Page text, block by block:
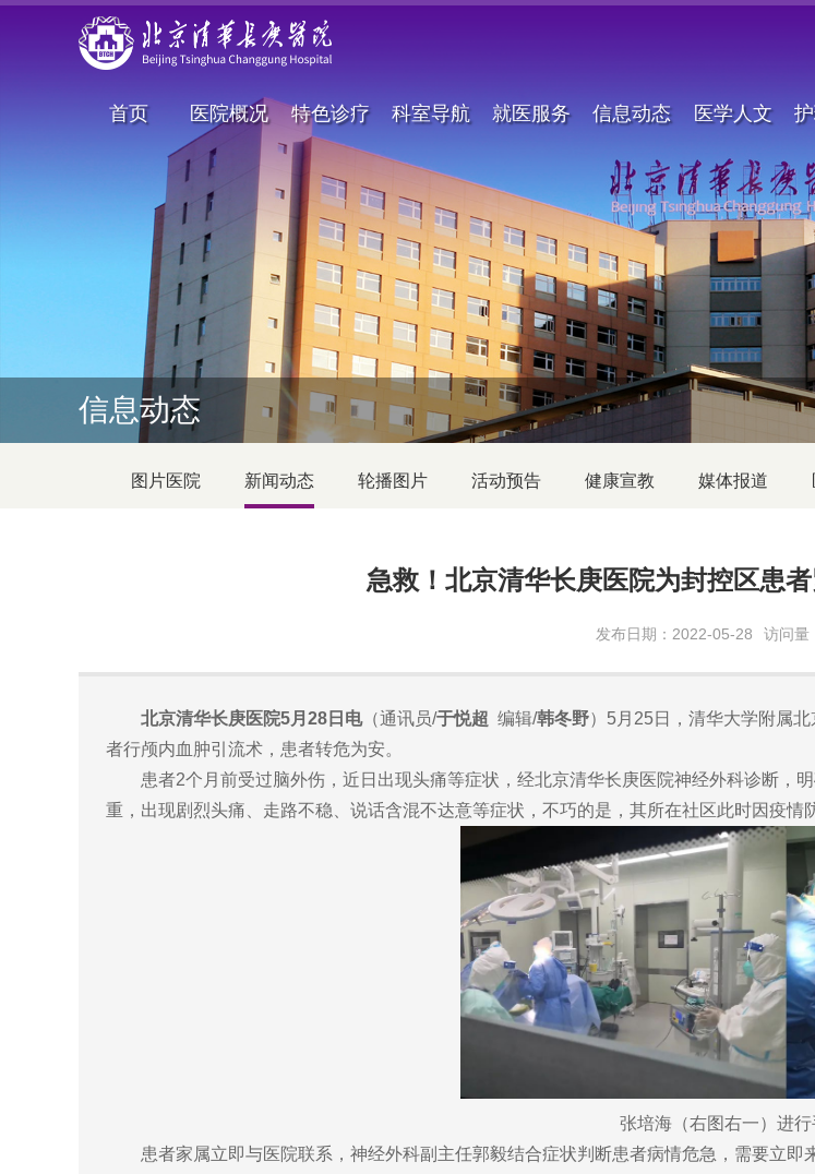
首页 医院概况 特色诊疗 科室导航 就医服务 信息动态 医学人文
信息动态
图片医院 新闻动态 轮播图片 活动预告 健康宣教 媒体报道
急救！北京清华长庚医院为封控区患
发布日期：2022-05-28 访问量
北京清华长庚医院5月28日电（通讯员/于悦超 编辑/韩冬野）5月25日，清华大学附属
者行颅内血肿引流术，患者转危为安。
患者2个月前受过脑外伤，近日出现头痛等症状，经北京清华长庚医院神经外科诊断，
重，出现剧烈头痛、走路不稳、说话含混不达意等症状，不巧的是，其所在社区此时因疫情
张培海（右图右一）进
患者家属立即与医院联系，神经外科副主任郭毅结合症状判断患者病情危急，需要立即